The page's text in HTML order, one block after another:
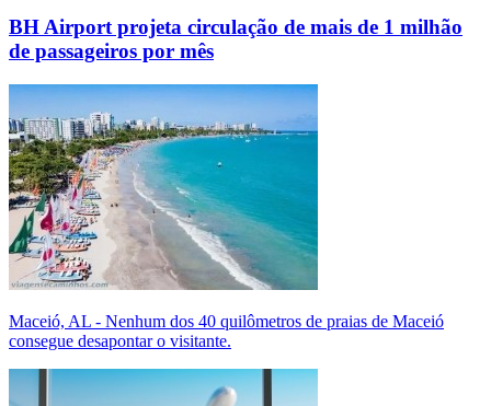
BH Airport projeta circulação de mais de 1 milhão
de passageiros por mês
Maceió, AL - Nenhum dos 40 quilômetros de praias de Maceió
consegue desapontar o visitante.